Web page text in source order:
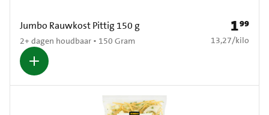
Jumbo Rauwkost Pittig 150 g
2+ dagen houdbaar • 150 Gram
Prijs: €
199
€ 13,27 per kilo
13,27/kilo